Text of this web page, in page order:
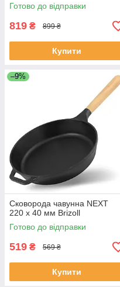
Готово до відправки
819 ₴ 899 ₴
Купити
–9%
Сковорода чавунна NEXT
220 х 40 мм Brizoll
Готово до відправки
519 ₴ 569 ₴
Купити